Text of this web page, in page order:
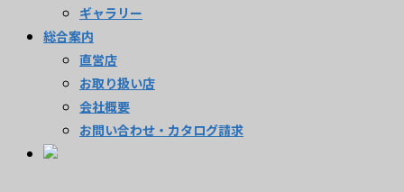
ギャラリー
総合案内
直営店
お取り扱い店
会社概要
お問い合わせ・カタログ請求